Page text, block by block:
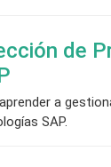
de
a
SAP.